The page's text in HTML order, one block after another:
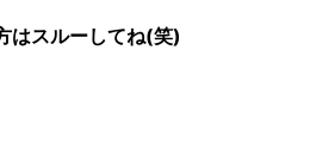
はスルーしてね(笑)